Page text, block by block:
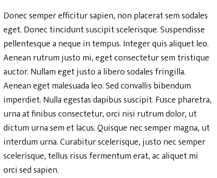
Donec semper efficitur sapien, non placerat sem sodales
eget. Donec tincidunt suscipit scelerisque. Suspendisse
pellentesque a neque in tempus. Integer quis aliquet leo.
Aenean rutrum justo mi, eget consectetur sem tristique
auctor. Nullam eget justo a libero sodales fringilla.
Aenean eget malesuada leo. Sed convallis bibendum
imperdiet. Nulla egestas dapibus suscipit. Fusce pharetra,
urna at finibus consectetur, orci nisi rutrum dolor, ut
dictum urna sem et lacus. Quisque nec semper magna, ut
interdum urna. Curabitur scelerisque, justo nec semper
scelerisque, tellus risus fermentum erat, ac aliquet mi
orci sed sapien.